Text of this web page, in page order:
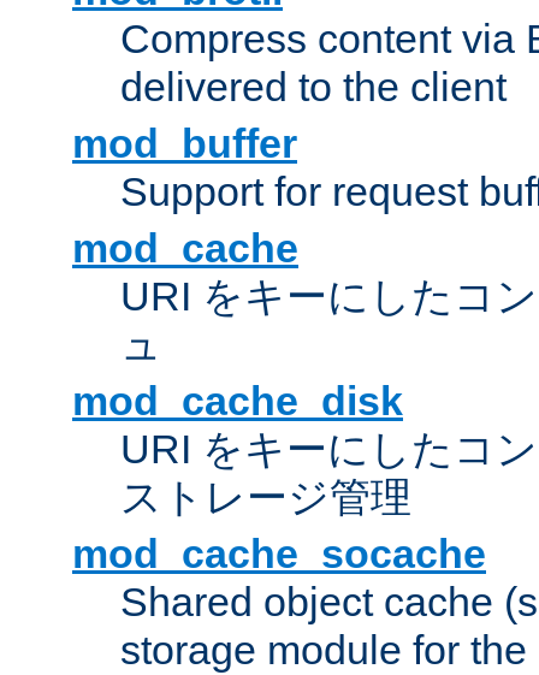
Compress content via
delivered to the client
mod_buffer
Support for request
mod_cache
URI をキーにしたコ
ュ
mod_cache_disk
URI をキーにしたコ
ストレージ管理
mod_cache_socache
Shared object cache
storage module for